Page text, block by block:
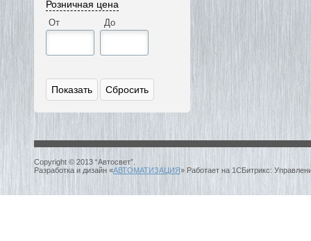
Розничная цена
От До
Copyright © 2013 “Автосвет”.
Разработка и дизайн «АВТОМАТИЗАЦИЯ» Работает на 1СБитрикс: